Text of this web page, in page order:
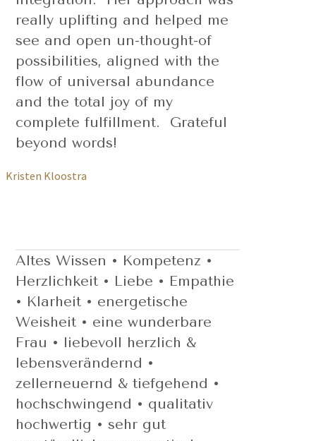
really uplifting and helped me
see and open un-thought-of
possibilities, aligned with the
flow of universal abundance
and the total joy of my
complete fulfillment. Grateful
beyond words!
Kristen Kloostra
Altes Wissen • Kompetenz •
Herzlichkeit • Liebe • Empathie
• Klarheit • energetische
Weisheit • eine wunderbare
Frau • liebevoll herzlich &
lebensverändernd •
zellerneuernd & tiefgehend •
hochschwingend • qualitativ
hochwertig • sehr gut